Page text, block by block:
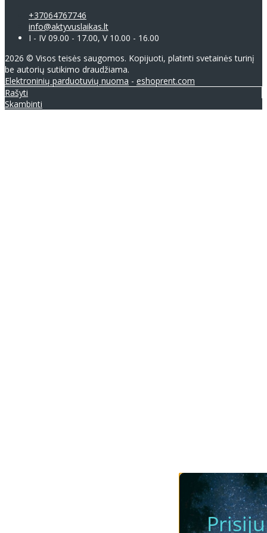
+37064767746
info@aktyvuslaikas.lt
I - IV 09.00 - 17.00, V 10.00 - 16.00
2026 © Visos teisės saugomos. Kopijuoti, platinti svetainės turinį
be autorių sutikimo draudžiama.
Elektroninių parduotuvių nuoma - eshoprent.com
Rašyti
Skambinti